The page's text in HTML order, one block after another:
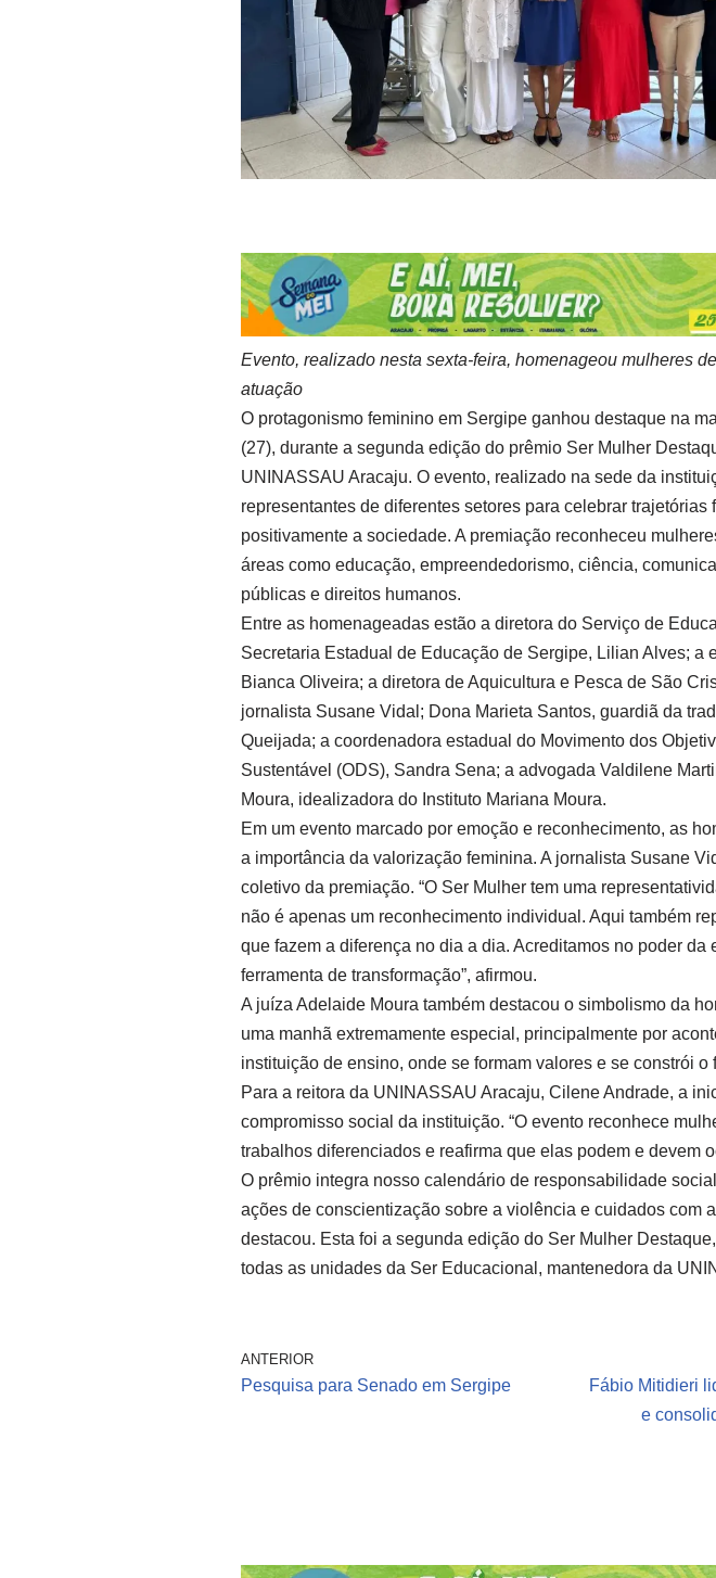
Evento, realizado nesta sexta-feira, homenageou mulheres
atuação
O protagonismo feminino em Sergipe ganhou destaque na
(27), durante a segunda edição do prêmio Ser Mulher
UNINASSAU Aracaju. O evento, realizado na sede da
representantes de diferentes setores para celebrar trajetórias
positivamente a sociedade. A premiação reconheceu
áreas como educação, empreendedorismo, ciência,
públicas e direitos humanos.
Entre as homenageadas estão a diretora do Serviço de
Secretaria Estadual de Educação de Sergipe, Lilian Alves; a
Bianca Oliveira; a diretora de Aquicultura e Pesca de São
jornalista Susane Vidal; Dona Marieta Santos, guardiã da
Queijada; a coordenadora estadual do Movimento dos
Sustentável (ODS), Sandra Sena; a advogada Valdilene
Moura, idealizadora do Instituto Mariana Moura.
Em um evento marcado por emoção e reconhecimento, as
a importância da valorização feminina. A jornalista Susane
coletivo da premiação. “O Ser Mulher tem uma
não é apenas um reconhecimento individual. Aqui também
que fazem a diferença no dia a dia. Acreditamos no poder da
ferramenta de transformação”, afirmou.
A juíza Adelaide Moura também destacou o simbolismo da
uma manhã extremamente especial, principalmente por
instituição de ensino, onde se formam valores e se constrói o
Para a reitora da UNINASSAU Aracaju, Cilene Andrade, a
compromisso social da instituição. “O evento reconhece
trabalhos diferenciados e reafirma que elas podem e devem
O prêmio integra nosso calendário de responsabilidade
ações de conscientização sobre a violência e cuidados com
destacou. Esta foi a segunda edição do Ser Mulher
todas as unidades da Ser Educacional, mantenedora da
ANTERIOR
Pesquisa para Senado em Sergipe
Fábio Mitidieri
e